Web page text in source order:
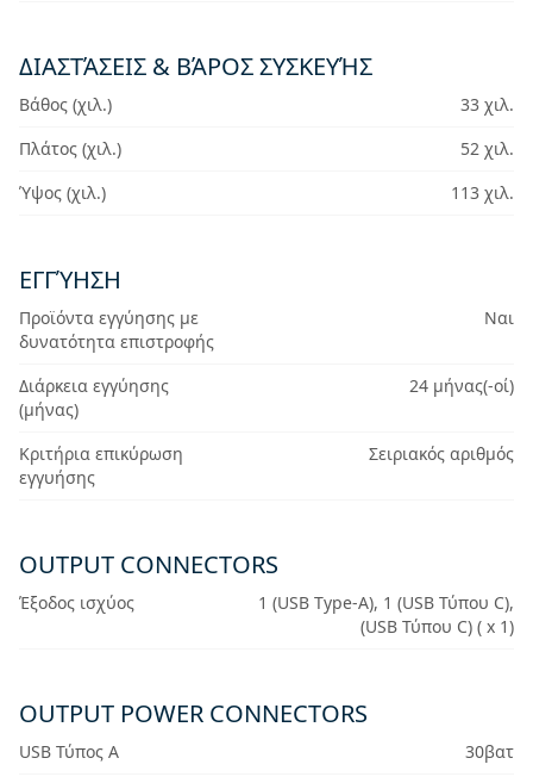
ΔΙΑΣΤΆΣΕΙΣ & ΒΆΡΟΣ ΣΥΣΚΕΥΉΣ
Βάθος (χιλ.)
33 χιλ.
Πλάτος (χιλ.)
52 χιλ.
Ύψος (χιλ.)
113 χιλ.
ΕΓΓΎΗΣΗ
Προϊόντα εγγύησης με
δυνατότητα επιστροφής
Ναι
Διάρκεια εγγύησης
(μήνας)
24 μήνας(-οί)
Κριτήρια επικύρωση
εγγυήσης
Σειριακός αριθμός
OUTPUT CONNECTORS
Έξοδος ισχύος
1 (USB Type-A), 1 (USB Τύπου C),
(USB Τύπου C) ( x 1)
OUTPUT POWER CONNECTORS
USB Τύπος Α
30βατ